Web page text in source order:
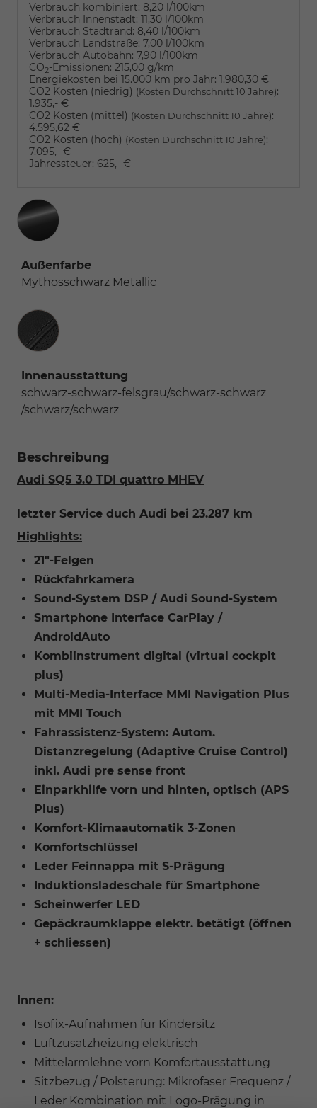
Verbrauch kombiniert: 8,20 l/100km
Verbrauch Innenstadt: 11,30 l/100km
Verbrauch Stadtrand: 8,40 l/100km
Verbrauch Landstraße: 7,00 l/100km
Verbrauch Autobahn: 7,90 l/100km
CO2-Emissionen: 215,00 g/km
Energiekosten bei 15.000 km pro Jahr: 1.980,30 €
CO2 Kosten (niedrig) (Kosten Durchschnitt 10 Jahre):
1.935,- €
CO2 Kosten (mittel) (Kosten Durchschnitt 10 Jahre):
4.595,62 €
CO2 Kosten (hoch) (Kosten Durchschnitt 10 Jahre):
7.095,- €
Jahressteuer: 625,- €
Außenfarbe
Mythosschwarz Metallic
Innenausstattung
Innenausstattung
schwarz-schwarz-felsgrau/schwarz-schwarz
/schwarz/schwarz
Beschreibung
Audi SQ5 3.0 TDI quattro MHEV
letzter Service duch Audi bei 23.287 km
Highlights:
21"-Felgen
Rückfahrkamera
Sound-System DSP / Audi Sound-System
Smartphone Interface CarPlay /
AndroidAuto
Kombiinstrument digital (virtual cockpit
plus)
Multi-Media-Interface MMI Navigation Plus
mit MMI Touch
Fahrassistenz-System: Autom.
Distanzregelung (Adaptive Cruise Control)
inkl. Audi pre sense front
Einparkhilfe vorn und hinten, optisch (APS
Plus)
Komfort-Klimaautomatik 3-Zonen
Komfortschlüssel
Leder Feinnappa mit S-Prägung
Induktionsladeschale für Smartphone
Scheinwerfer LED
Gepäckraumklappe elektr. betätigt (öffnen
+ schliessen)
Innen:
Isofix-Aufnahmen für Kindersitz
Luftzusatzheizung elektrisch
Mittelarmlehne vorn Komfortausstattung
Sitzbezug / Polsterung: Mikrofaser Frequenz /
Leder Kombination mit Logo-Prägung in